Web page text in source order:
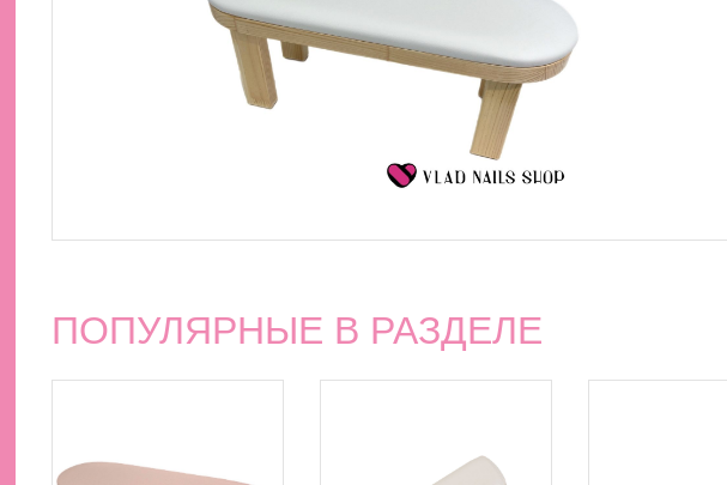
ПОПУЛЯРНЫЕ В РАЗДЕЛЕ